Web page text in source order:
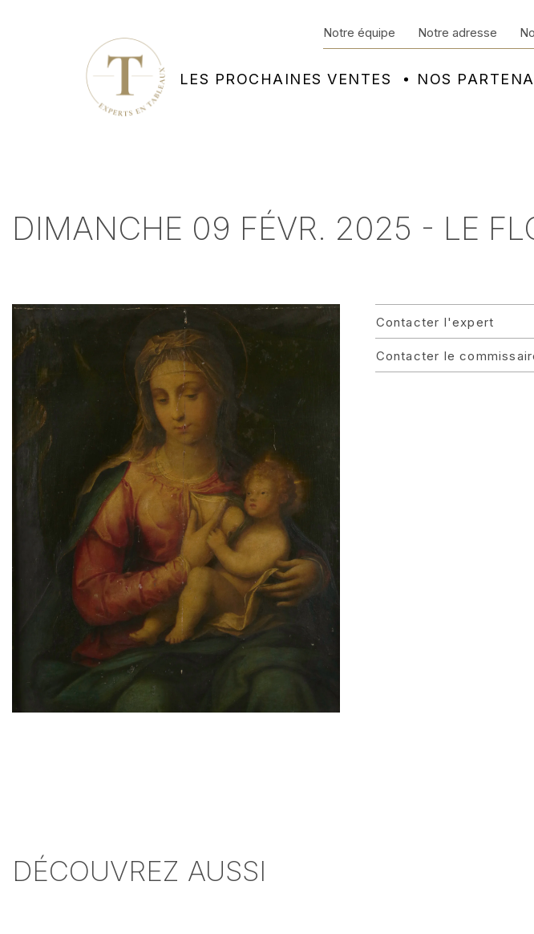
LES PROCHAINES VENTES NOS
Notre équipe Notre adresse
DIMANCHE 09 FÉVR. 2025 - LE
Contacter l'expert
Contacter le
DÉCOUVREZ AUSSI